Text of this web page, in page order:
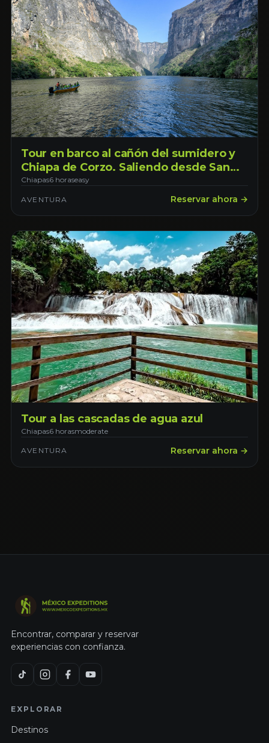
Tour en barco al cañón del sumidero y
Chiapa de Corzo. Saliendo desde San
Cristobal de las Casas
Chiapas6 horaseasy
AVENTURA Reservar ahora →
Tour a las cascadas de agua azul
Chiapas6 horasmoderate
AVENTURA Reservar ahora →
Encontrar, comparar y reservar
experiencias con confianza.
EXPLORAR
Destinos